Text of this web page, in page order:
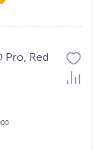
Pro, Red